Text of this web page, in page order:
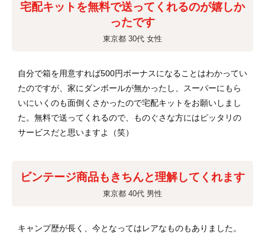
宅配キットを無料で送ってくれるのが嬉しか
ったです
東京都 30代 女性
自分で箱を用意すれば500円ボーナスになることはわかってい
たのですが、家にダンボールが無かったし、スーパーにもら
いにいくのも面倒くさかったので宅配キットをお願いしまし
た。無料で送ってくれるので、ものぐさな方にはピッタリの
サービスだと思いますよ（笑）
ビンテージ商品もきちんと理解してくれます
東京都 40代 男性
キャンプ歴が長く、今となってはレアなものもありました。